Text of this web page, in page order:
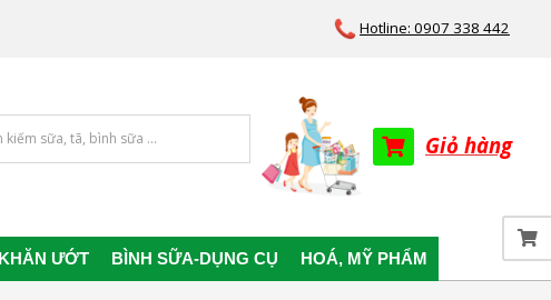
Hotline: 0907 338 442
Giỏ hàng
KHĂN ƯỚT BÌNH SỮA-DỤNG CỤ HOÁ, MỸ PHẨM